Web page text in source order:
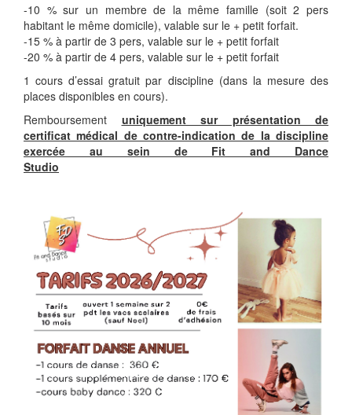
-10 % sur un membre de la même famille (soit 2 pers
habitant le même domicile), valable sur le + petit forfait.
-15 % à partir de 3 pers, valable sur le + petit forfait
-20 % à partir de 4 pers, valable sur le + petit forfait
1 cours d’essai gratuit par discipline (dans la mesure des
places disponibles en cours).
Remboursement uniquement sur présentation de
certificat médical de contre-indication de la discipline
exercée au sein de Fit and Dance
Studio